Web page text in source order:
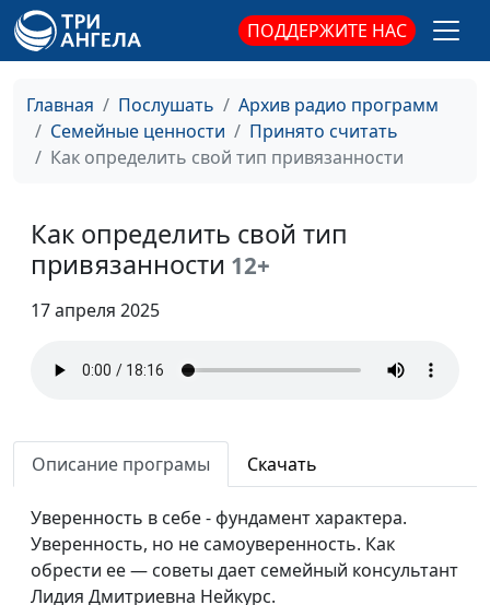
ПОДДЕРЖИТЕ НАС
Главная Послушать
Архив радио программ
Семейные ценности
Принято считать
Как определить свой тип привязанности
Как определить свой тип
привязанности 12+
17 апреля 2025
Описание програмы Скачать
Уверенность в себе - фундамент характера.
Уверенность, но не самоуверенность. Как
обрести ее — советы дает семейный консультант
Лидия Дмитриевна Нейкурс.
Как научить ребенка
финансовой
грамотности
Юлия Синицына,
Ирина
Флорьянович,
Когнитивные искажения
— что с ними делать
Юлия Синицына,
Ирина
Почему цели не
достигаются?
Юлия Синицына,
Как преодолеть страх
психолог
4 правила хорошего
отдыха
Ирина
Флорьянович,